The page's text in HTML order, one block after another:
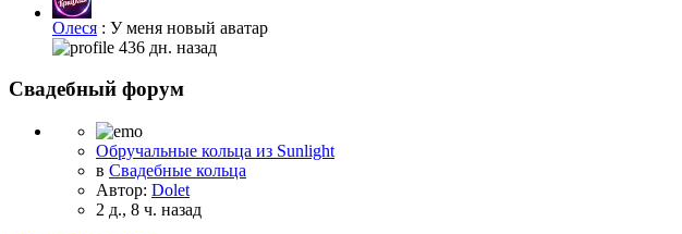
Олеся : У меня новый аватар
436 дн. назад
Свадебный форум
Обручальные кольца из Sunlight
в Свадебные кольца
Автор: Dolet
2 д., 8 ч. назад